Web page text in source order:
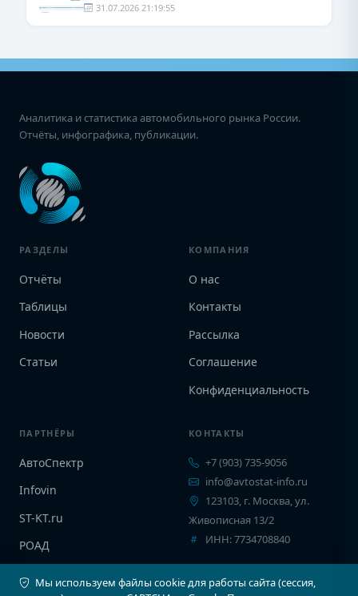
31.07.2026 21:19:55
Аналитика и статистика автомобильного рынка России.
Отчёты, инфографика, публикации.
РАЗДЕЛЫ
Отчёты
Таблицы
Новости
Статьи
КОМПАНИЯ
О нас
Контакты
Рассылка
Соглашение
Конфиденциальность
ПАРТНЁРЫ
АвтоСпектр
Infovin
ST-KT.ru
РОАД
КОНТАКТЫ
+7 (903) 735-9056
info@avtostat-info.ru
123103, г. Москва, ул.
Живописная 13/2
ИНН: 7734708840
Мы используем файлы cookie для работы сайта (сессия,